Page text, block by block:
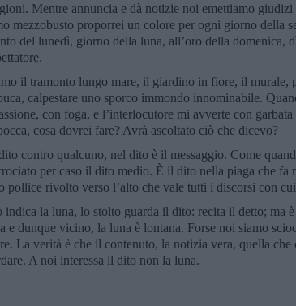
Mentre annuncia e dà notizie noi emettiamo giudizi
mezzobusto proporrei un colore per ogni giorno della
del lunedì, giorno della luna, all’oro della domenica,
il tramonto lungo mare, il giardino in fiore, il murale,
calpestare uno sporco immondo innominabile.
con foga, e l’interlocutore mi avverte con
cosa dovrei fare? Avrà ascoltato ciò che dicevo?
contro qualcuno, nel dito è il messaggio. Come
per caso il dito medio. È il dito nella piaga che fa
pollice rivolto verso l’alto che vale tutti i discorsi con
indica la luna, lo stolto guarda il dito: recita il detto; ma
e dunque vicino, la luna è lontana. Forse noi siamo
La verità è che il contenuto, la notizia vera, quella che
A noi interessa il dito non la luna.